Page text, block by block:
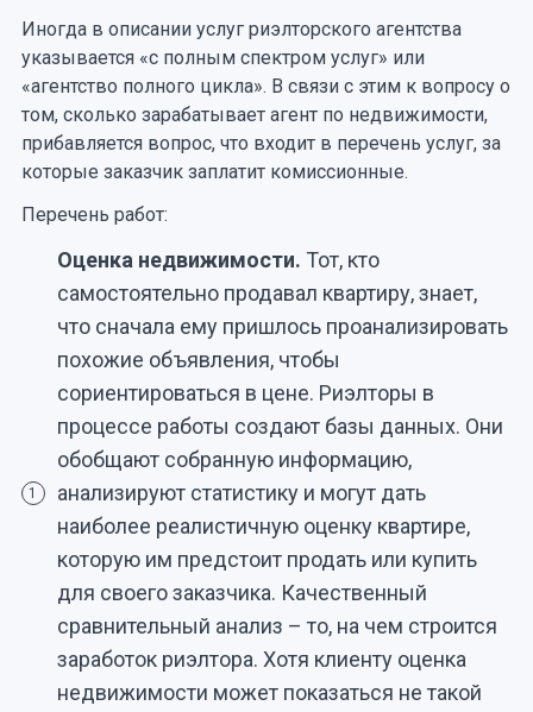
Иногда в описании услуг риэлторского агентства
указывается «с полным спектром услуг» или
«агентство полного цикла». В связи с этим к вопросу о
том, сколько зарабатывает агент по недвижимости,
прибавляется вопрос, что входит в перечень услуг, за
которые заказчик заплатит комиссионные.
Перечень работ:
1
Оценка недвижимости. Тот, кто
самостоятельно продавал квартиру, знает,
что сначала ему пришлось проанализировать
похожие объявления, чтобы
сориентироваться в цене. Риэлторы в
процессе работы создают базы данных. Они
обобщают собранную информацию,
анализируют статистику и могут дать
наиболее реалистичную оценку квартире,
которую им предстоит продать или купить
для своего заказчика. Качественный
сравнительный анализ – то, на чем строится
заработок риэлтора. Хотя клиенту оценка
недвижимости может показаться не такой